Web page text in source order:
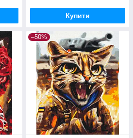
Купити
–50%